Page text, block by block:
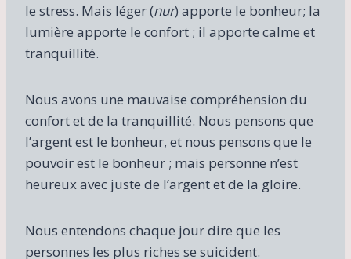
le stress. Mais léger (nur) apporte le bonheur; la
lumière apporte le confort ; il apporte calme et
tranquillité.
Nous avons une mauvaise compréhension du
confort et de la tranquillité. Nous pensons que
l’argent est le bonheur, et nous pensons que le
pouvoir est le bonheur ; mais personne n’est
heureux avec juste de l’argent et de la gloire.
Nous entendons chaque jour dire que les
personnes les plus riches se suicident.